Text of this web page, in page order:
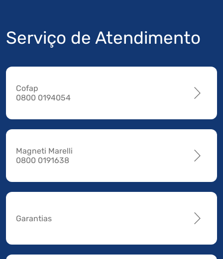
Serviço de Atendimento
Cofap
0800 0194054
Magneti Marelli
0800 0191638
Garantias